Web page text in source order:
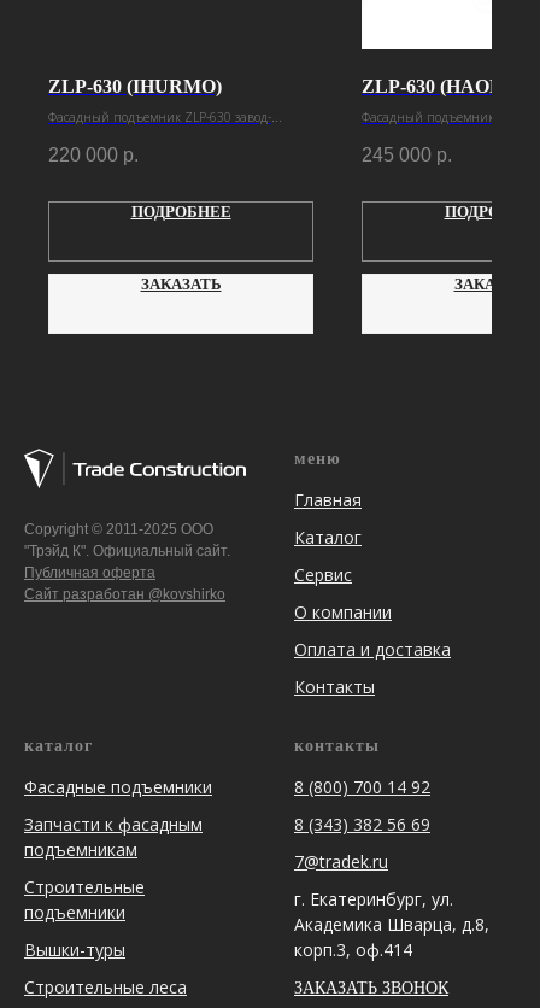
ZLP-630 (IHURMO)
Фасадный подъемник ZLP-630 завод-
220 000 р.
ПОДРОБНЕЕ
ЗАКАЗАТЬ
ZLP-630 (HAOKE)
Фасадный подъемник ZLP-
245 000 р.
ЗАКАЗАТЬ
Copyright © 2011-2025 ООО
"Трэйд К". Официальный сайт.
Публичная оферта
Сайт разработан @kovshirko
меню
Главная
Каталог
Сервис
О компании
Оплата и доставка
Контакты
каталог
Фасадные подъемники
Запчасти к фасадным
подъемникам
Строительные
подъемники
Вышки-туры
Строительные леса
контакты
8 (800) 700 14 92
8 (343) 382 56 69
7@tradek.ru
г. Екатеринбург, ул.
Академика Шварца, д.8,
корп.3, оф.414
ЗАКАЗАТЬ ЗВОНОК